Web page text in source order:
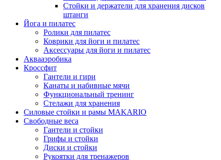
Стойки и держатели для хранения дисков
штанги
Йога и пилатес
Ролики для пилатес
Коврики для йоги и пилатес
Аксессуары для йоги и пилатес
Аквааэробика
Кроссфит
Гантели и гири
Канаты и набивные мячи
Функциональный тренинг
Стелажи для хранения
Силовые стойки и рамы MAKARIO
Свободные веса
Гантели и стойки
Грифы и стойки
Диски и стойки
Рукоятки для тренажеров